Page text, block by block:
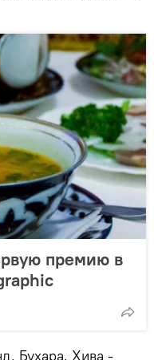
премию в
Бухара, Хива -